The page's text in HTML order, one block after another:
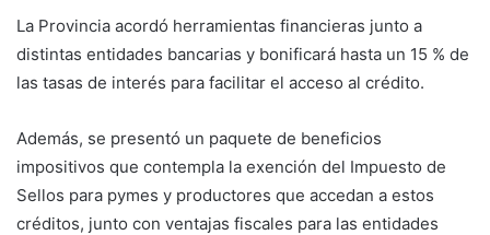
La Provincia acordó herramientas financieras junto a
distintas entidades bancarias y bonificará hasta un 15 % de
las tasas de interés para facilitar el acceso al crédito.
Además, se presentó un paquete de beneficios
impositivos que contempla la exención del Impuesto de
Sellos para pymes y productores que accedan a estos
créditos, junto con ventajas fiscales para las entidades